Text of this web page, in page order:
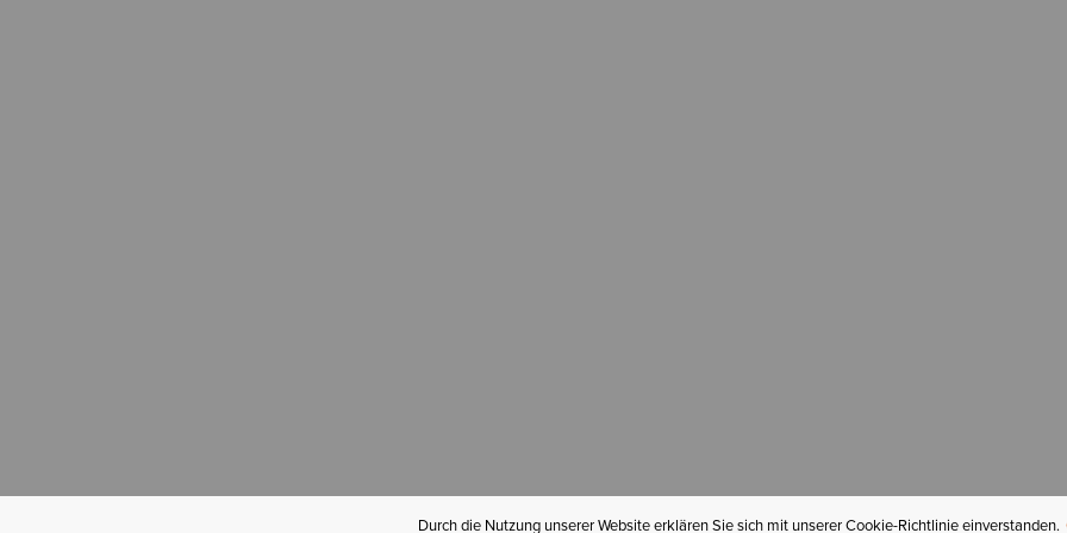
Durch die Nutzung unserer Website erklären Sie sich mit unserer Cookie-Richtlinie einverstanden.